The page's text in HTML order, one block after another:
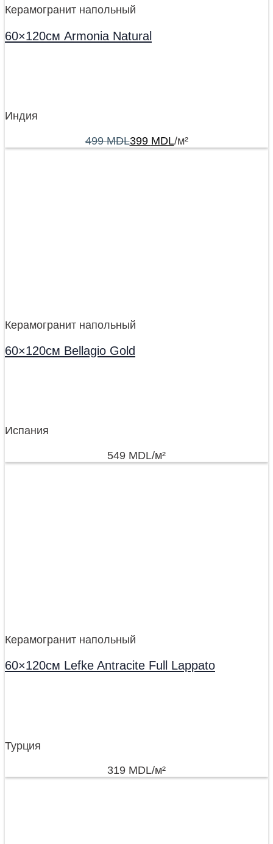
Керамогранит напольный
60×120см Armonia Natural
Индия
499MDL399 MDL/м²
Керамогранит напольный
60×120см Bellagio Gold
Испания
549 MDL/м²
Керамогранит напольный
60×120см Lefke Antracite Full Lappato
Турция
319 MDL/м²